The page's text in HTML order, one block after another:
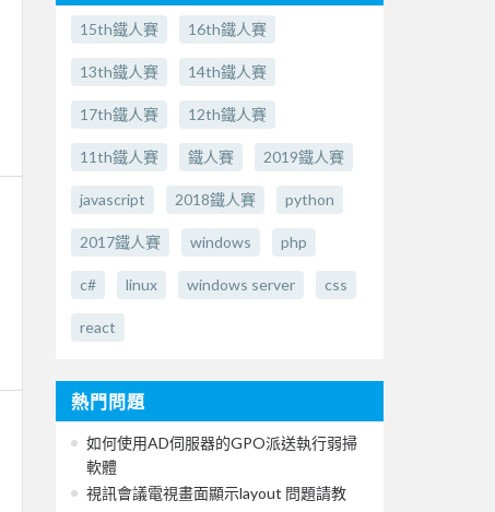
15th鐵人賽 16th鐵人賽
13th鐵人賽 14th鐵人賽
17th鐵人賽 12th鐵人賽
11th鐵人賽 鐵人賽 2019鐵人賽
javascript 2018鐵人賽 python
2017鐵人賽 windows php
c# linux windows server css
react
熱門問題
如何使用AD伺服器的GPO派送執行弱掃
軟體
視訊會議電視畫面顯示layout 問題請教